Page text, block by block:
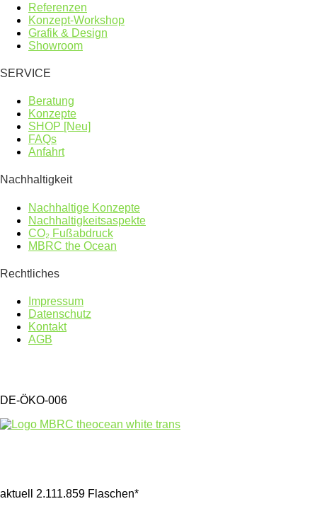
Referenzen
Konzept-Workshop
Grafik & Design
Showroom
SERVICE
Beratung
Konzepte
SHOP [Neu]
FAQs
Anfahrt
Nachhaltigkeit
Nachhaltige Konzepte
Nachhaltigkeitsaspekte
CO₂ Fußabdruck
MBRC the Ocean
Rechtliches
Impressum
Datenschutz
Kontakt
AGB
DE-ÖKO-006
aktuell 2.111.859 Flaschen*